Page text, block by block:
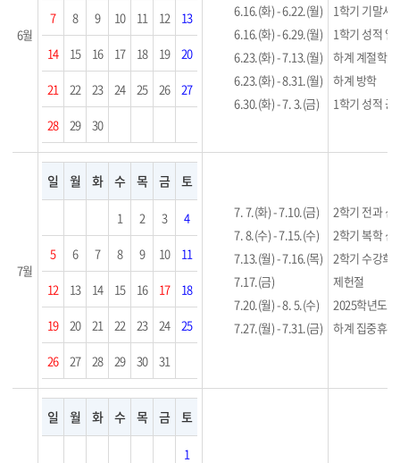
6월
7 8 9 10 11 12 13
14 15 16 17 18 19 20
21 22 23 24 25 26 27
28 29 30
6.16.(화) - 6.22.(월)
6.16.(화) - 6.29.(월)
6.23.(화) - 7.13.(월)
6.23.(화) - 8.31.(월)
6.30.(화) - 7. 3.(금)
1학기 기말시
1학기 성적
하계 계절학
하계 방학
1학기 성적 공
7월
일 월 화 수 목 금 토
1 2 3 4
5 6 7 8 9 10 11
12 13 14 15 16 17 18
19 20 21 22 23 24 25
26 27 28 29 30 31
7. 7.(화) - 7.10.(금)
7. 8.(수) - 7.15.(수)
7.13.(월) - 7.16.(목)
7.17.(금)
7.20.(월) - 8. 5.(수)
7.27.(월) - 7.31.(금)
2학기 전과 신
2학기 복학 신
2학기 수강희
제헌절
2025학년도
하계 집중휴
일 월 화 수 목 금 토
1